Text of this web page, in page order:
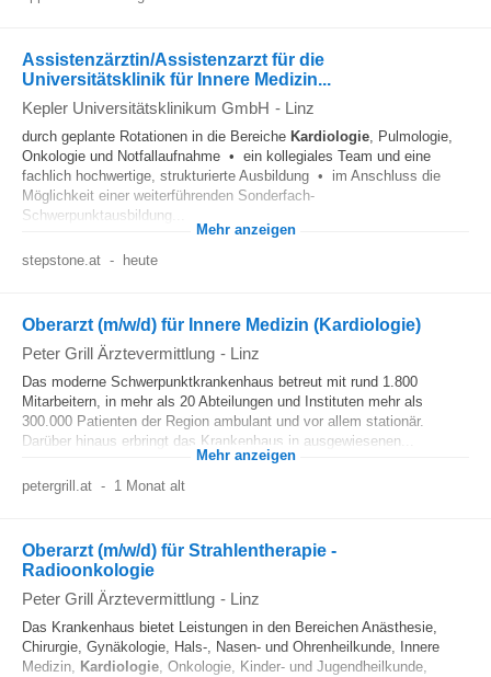
Assistenzärztin/Assistenzarzt für die
Universitätsklinik für Innere Medizin...
Kepler Universitätsklinikum GmbH - Linz
durch geplante Rotationen in die Bereiche Kardiologie, Pulmologie,
Onkologie und Notfallaufnahme • ein kollegiales Team und eine
fachlich hochwertige, strukturierte Ausbildung • im Anschluss die
Möglichkeit einer weiterführenden Sonderfach-
Schwerpunktausbildung...
Mehr anzeigen
stepstone.at - heute
Oberarzt (m/w/d) für Innere Medizin (Kardiologie)
Peter Grill Ärztevermittlung - Linz
Das moderne Schwerpunktkrankenhaus betreut mit rund 1.800
Mitarbeitern, in mehr als 20 Abteilungen und Instituten mehr als
300.000 Patienten der Region ambulant und vor allem stationär.
Darüber hinaus erbringt das Krankenhaus in ausgewiesenen...
Mehr anzeigen
petergrill.at - 1 Monat alt
Oberarzt (m/w/d) für Strahlentherapie -
Radioonkologie
Peter Grill Ärztevermittlung - Linz
Das Krankenhaus bietet Leistungen in den Bereichen Anästhesie,
Chirurgie, Gynäkologie, Hals-, Nasen- und Ohrenheilkunde, Innere
Medizin, Kardiologie, Onkologie, Kinder- und Jugendheilkunde,